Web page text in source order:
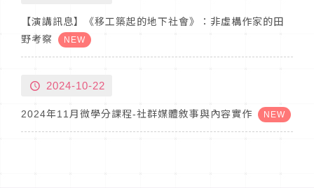
【演講訊息】《移工築起的地下社會》：非虛構作家的田
野考察
NEW
2024-10-22
2024年11月微學分課程-社群媒體敘事與內容實作 NEW